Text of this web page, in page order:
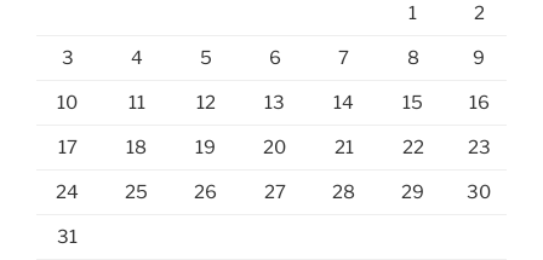
1 2
3 4 5 6 7 8 9
10 11 12 13 14 15 16
17 18 19 20 21 22 23
24 25 26 27 28 29 30
31